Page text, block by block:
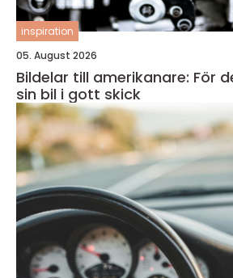
inspiration
05. August 2026
Bildelar till amerikanare: För
sin bil i gott skick